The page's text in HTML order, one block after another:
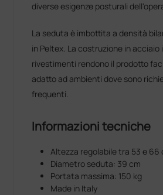
diverse esigenze posturali
La seduta è imbottita a densità
in Peltex. La costruzione in acciaio
rivestimenti rendono il prodotto
adatto ad ambienti dove sono
frequenti.
Informazioni tecniche
Altezza regolabile tra 53 e 66
Diametro seduta: 39 cm
Portata massima: 150 kg
Made in Italy